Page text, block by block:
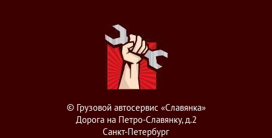
© Грузовой автосервис «Славянка»
Дорога на Петро-Славянку, д.2
Санкт-Петербург